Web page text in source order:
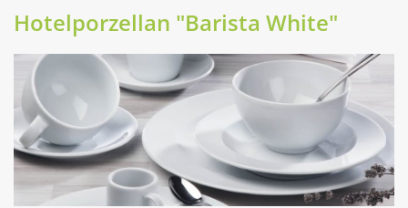
Gedeckter Tisch
Buffet
Fingerfood
Hotelporzellan "Barista White"